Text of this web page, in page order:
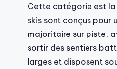
Cette catégorie est la
skis sont conçus pour
majoritaire sur piste,
sortir des sentiers
larges et disposent